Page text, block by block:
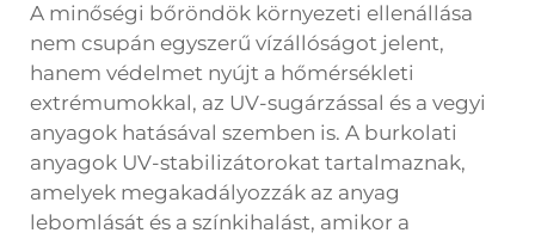
A minőségi bőröndök környezeti ellenállása
nem csupán egyszerű vízállóságot jelent,
hanem védelmet nyújt a hőmérsékleti
extrémumokkal, az UV-sugárzással és a vegyi
anyagok hatásával szemben is. A burkolati
anyagok UV-stabilizátorokat tartalmaznak,
amelyek megakadályozzák az anyag
lebomlását és a színkihalást, amikor a